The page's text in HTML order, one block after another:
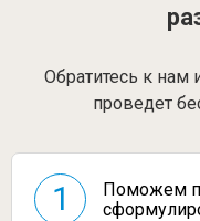
Обратитесь к нам
проведет
1
Поможем